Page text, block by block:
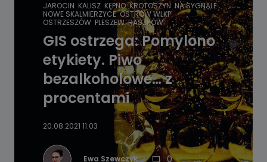
JAROCIN KALISZ KĘPNO KROTOSZYN NA SYGNALE
NOWE SKALMIERZYCE OSTRÓW WLKP.
OSTRZESZÓW PLESZEW RASZKÓW
GIS ostrzega: Pomylono
etykiety. Piwo
bezalkoholowe… z
procentami
20.08.2021 11:03
Ewa Szewczyk 0